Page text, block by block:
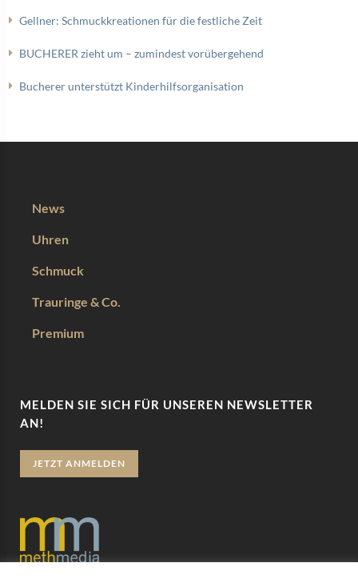
Gellner: Schmuckkreationen für die festliche Zeit
BUCHERER zieht um – zumindest vorübergehend
Bucherer unterstützt Kinderhilfsorganisation
News
Uhren
Schmuck
Trauringe & Co.
Premium
MELDEN SIE SICH FÜR UNSEREN NEWSLETTER
AN!
JETZT ANMELDEN